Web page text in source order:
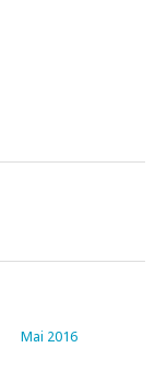
Mai 2016